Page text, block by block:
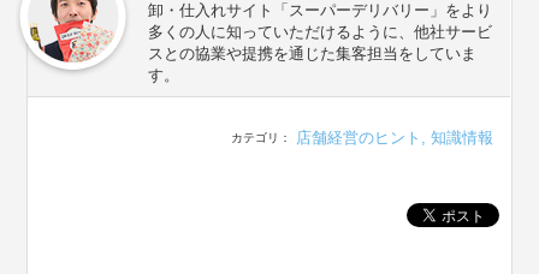
卸・仕入れサイト「スーパーデリバリー」をより
多くの人に知っていただけるように、他社サービ
スとの協業や提携を通じた集客担当をしていま
す。
カテゴリ： 店舗経営のヒント , 知識情報